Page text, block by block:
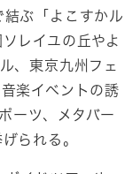
ぶ「よこすかル
レイユの丘やよ
、東京九州フェ
楽イベントの誘
ーツ、メタバー
られる。